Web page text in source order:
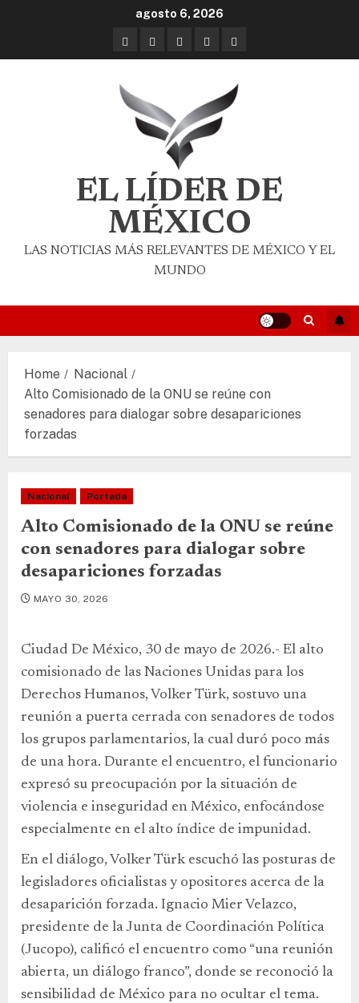
agosto 6, 2026
EL LÍDER DE
MÉXICO
LAS NOTICIAS MÁS RELEVANTES DE MÉXICO Y EL
MUNDO
Home
Nacional
Alto Comisionado de la ONU se reúne con
senadores para dialogar sobre desapariciones
forzadas
Nacional Portada
Alto Comisionado de la ONU se reúne
con senadores para dialogar sobre
desapariciones forzadas
MAYO 30, 2026
Ciudad De México, 30 de mayo de 2026.- El alto
comisionado de las Naciones Unidas para los
Derechos Humanos, Volker Türk, sostuvo una
reunión a puerta cerrada con senadores de todos
los grupos parlamentarios, la cual duró poco más
de una hora. Durante el encuentro, el funcionario
expresó su preocupación por la situación de
violencia e inseguridad en México, enfocándose
especialmente en el alto índice de impunidad.
En el diálogo, Volker Türk escuchó las posturas de
legisladores oficialistas y opositores acerca de la
desaparición forzada. Ignacio Mier Velazco,
presidente de la Junta de Coordinación Política
(Jucopo), calificó el encuentro como “una reunión
abierta, un diálogo franco”, donde se reconoció la
sensibilidad de México para no ocultar el tema.